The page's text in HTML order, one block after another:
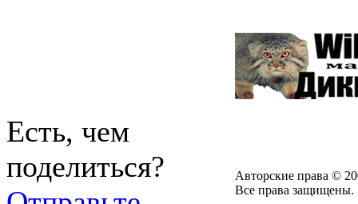
Есть, чем
поделиться?
Авторские права ©
Все права защищены.